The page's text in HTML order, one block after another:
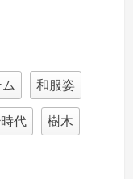
和服姿
代 樹木